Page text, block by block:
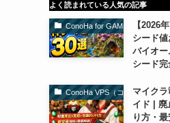
よく読まれている人気の記事
ConoHa for GAME（コノハfor
【2026
シード値
バイオ
シード
ConoHa VPS（コノハVPS）
マイク
イド | 廃
り方・